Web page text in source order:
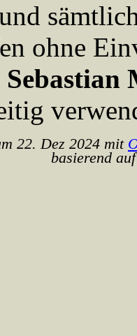
ohne
Sebastian
22. Dez 2024 mit
basierend